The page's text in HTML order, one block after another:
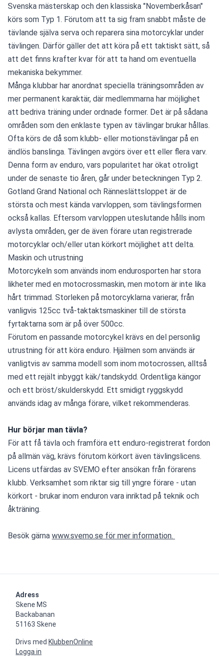
Svenska mästerskap och den klassiska "Novemberkåsan"
körs som Typ 1. Förutom att ta sig fram snabbt måste de
tävlande själva serva och reparera sina motorcyklar under
tävlingen. Därför gäller det att köra på ett taktiskt sätt, så
att det finns krafter kvar för att ta hand om eventuella
mekaniska bekymmer.
Många klubbar har anordnat speciella träningsområden av
mer permanent karaktär, där medlemmarna har möjlighet
att bedriva träning under ordnade former. Det är på sådana
områden som den enklaste typen av tävlingar brukar hållas.
Ofta körs de då som klubb- eller motionstävlingar på en
ändlös banslinga. Tävlingen avgörs över ett eller flera varv.
Denna form av enduro, vars popularitet har ökat otroligt
under de senaste tio åren, går under beteckningen Typ 2.
Gotland Grand National och Ränneslättsloppet är de
största och mest kända varvloppen, som tävlingsformen
också kallas. Eftersom varvloppen uteslutande hålls inom
avlysta områden, ger de även förare utan registrerade
motorcyklar och/eller utan körkort möjlighet att delta.
Maskin och utrustning
Motorcykeln som används inom endurosporten har stora
likheter med en motocrossmaskin, men motorn är inte lika
hårt trimmad. Storleken på motorcyklarna varierar, från
vanligvis 125cc två-taktaktsmaskiner till de största
fyrtaktarna som är på över 500cc.
Förutom en passande motorcykel krävs en del personlig
utrustning för att köra enduro. Hjälmen som används är
vanligtvis av samma modell som inom motocrossen, alltså
med ett rejält inbyggt käk/tandskydd. Ordentliga kängor
och ett bröst/skulderskydd. Ett smidigt ryggskydd
används idag av många förare, vilket rekommenderas.
Hur börjar man tävla?
För att få tävla och framföra ett enduro-registrerat fordon
på allmän väg, krävs förutom körkort även tävlingslicens.
Licens utfärdas av SVEMO efter ansökan från förarens
klubb. Verksamhet som riktar sig till yngre förare - utan
körkort - brukar inom enduron vara inriktad på teknik och
åkträning.
Besök gärna www.svemo.se för mer information.
Adress
Skene MS
Backabanan
51163 Skene
Drivs med KlubbenOnline
Logga in